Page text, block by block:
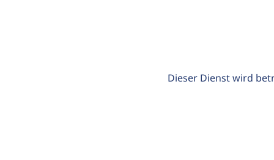
Dieser Dienst wird